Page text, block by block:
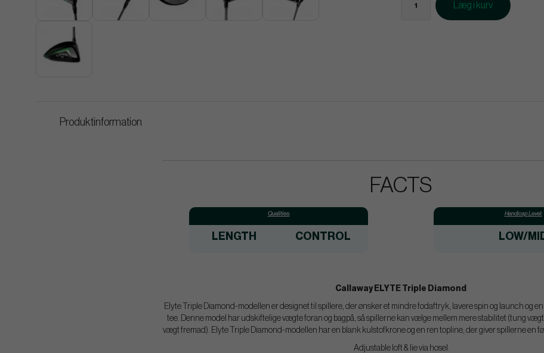
Læg i kurv
Produktinformation
FACTS
Qualities:
LENGTH CONTROL
Handicap Level:
LOW/
Callaway ELYTE Triple Diamond
Elyte Triple Diamond-modellen er designet til spillere, der ønsker et mindre fodaftryk, lavere spin og launch og
tee. Denne model har udskiftelige vægte foran og bagpå, så spillerne kan vælge mellem mere stabilitet (tung
vægt fremad). Elyte Triple Diamond-modellen har en blank kulstofkrone og en ren topline, der giver spillerne en
Adjustable loft & lie via hosel.